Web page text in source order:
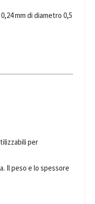
mm di diametro 0,5
per
Il peso e lo spessore